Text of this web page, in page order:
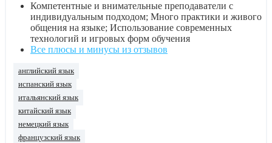
Компетентные и внимательные преподаватели с
индивидуальным подходом; Много практики и живого
общения на языке; Использование современных
технологий и игровых форм обучения
Все плюсы и минусы из отзывов
английский язык
испанский язык
итальянский язык
китайский язык
немецкий язык
французский язык